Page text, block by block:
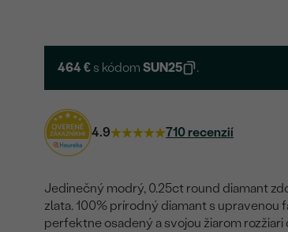
464 € s kódomSUN25 .
4.9 710 recenzií
Jedinečný modrý, 0.25ct round diamant
zlata. 100% prírodný diamant s
perfektne osadený a svojou žiarom